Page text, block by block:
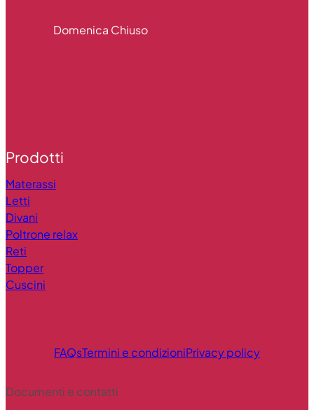
Domenica Chiuso
Prodotti
Materassi
Letti
Divani
Poltrone relax
Reti
Topper
Cuscini
FAQsTermini e condizioniPrivacy policy
Documenti e contatti